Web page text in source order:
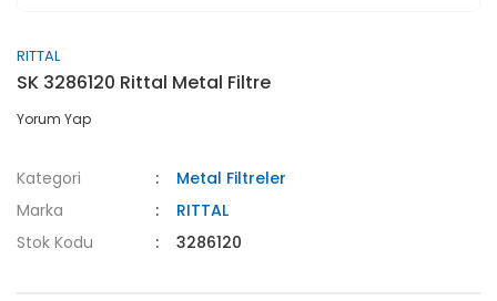
RITTAL
SK 3286120 Rittal Metal Filtre
Yorum Yap
Kategori
Metal Filtreler
Marka
RITTAL
Stok Kodu
3286120